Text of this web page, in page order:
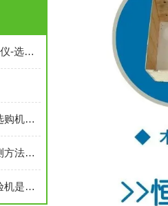
HP-RF300W杯状热封试验仪-选购指南
关于塑料拉力测试要求及选购机台标准介绍恒品
圆珠笔和笔芯抗泄漏性检测方法与减压仪器介绍
电子拉力试验机和电子试验机是不一样的